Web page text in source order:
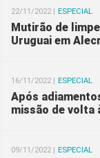
22/11/2022 | ESPECIAL
Mutirão de
Uruguai em
16/11/2022 | ESPECIAL
Após
missão de volta
09/11/2022 | ESPECIAL